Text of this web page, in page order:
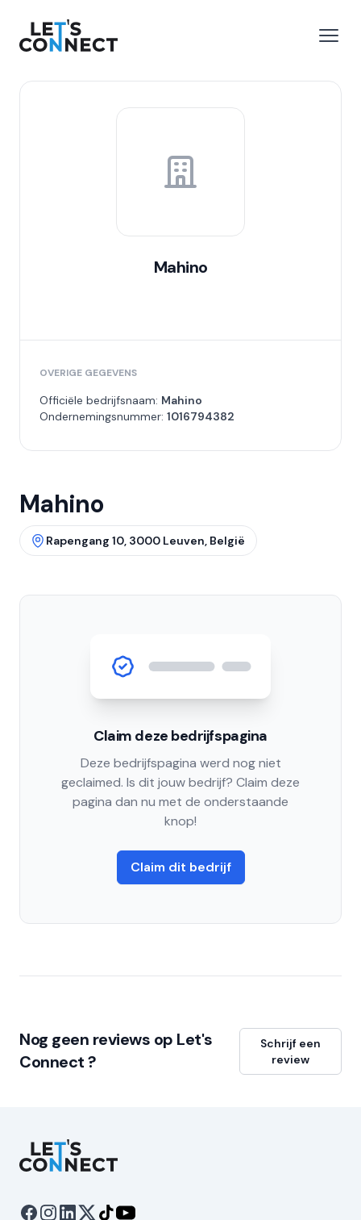
Let's Connect
Mahino
OVERIGE GEGEVENS
Officiële bedrijfsnaam: Mahino
Ondernemingsnummer: 1016794382
Mahino
Rapengang 10, 3000 Leuven, België
Claim deze bedrijfspagina
Deze bedrijfspagina werd nog niet
geclaimed. Is dit jouw bedrijf? Claim deze
pagina dan nu met de onderstaande
knop!
Claim dit bedrijf
Nog geen reviews op Let's
Connect ?
Schrijf een
review
Let's Connect